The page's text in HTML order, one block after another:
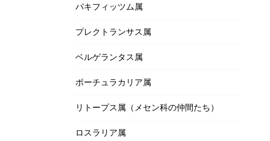
パキフィッツム属
プレクトランサス属
ベルゲランタス属
ポーチュラカリア属
リトープス属（メセン科の仲間たち）
ロスラリア属